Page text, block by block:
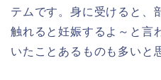
テムです。身に受けると、
触れると妊娠するよ～と言
いたことあるものも多いと